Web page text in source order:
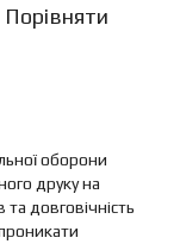
Порівняти
оборони
друку на
довговічність